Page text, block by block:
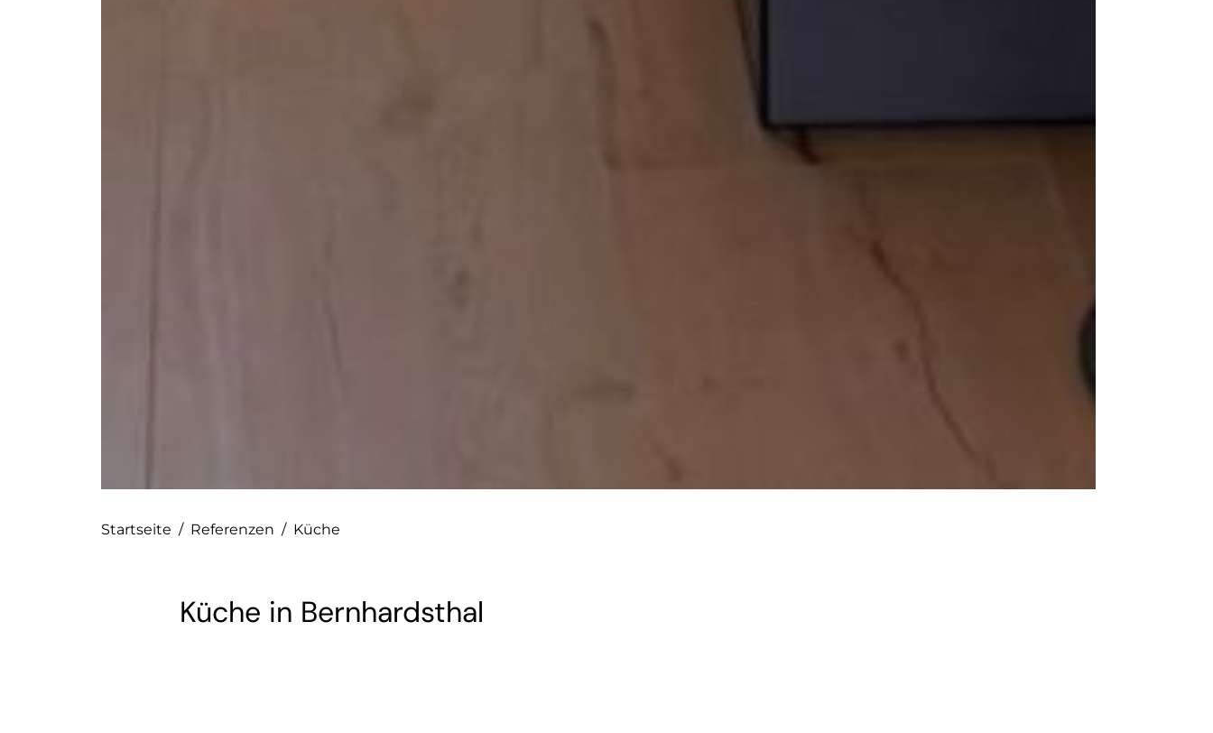
Startseite / Referenzen / Küche
Küche in Bernhardsthal